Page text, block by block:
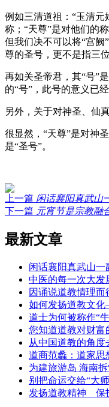
例如三清道祖：“玉清元
称；“天尊”是对他们的
但我们决不可以将“宫阙
尊的圣号，更不是指三
再如关圣帝君，其“号”
的“号”，此号的意义已
另外，关于对神圣、仙
很显然，“天尊”是对神
是“圣号”。
上一篇 闲话襄阳真武山
下一篇 元宵节是宗教融
最新文章
闲话襄阳真武山一
中医的每一次大发
因诵说道教情理
如何发扬道教文
道士为何被称作“
您知道道教对财富
从中国道教的角度
道商范蠡：道家思
为建旅游岛 海南
别把命运交给“大
发扬道教精神 保